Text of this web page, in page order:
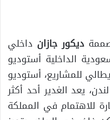
ديكور جازان داخلي
الداخلية أستوديو
للمشاريع، أستوديو
يعد الغدير أحد أكثر
للاهتمام في المملكة